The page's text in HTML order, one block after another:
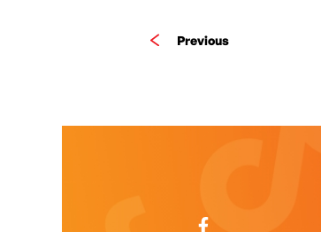
Previous